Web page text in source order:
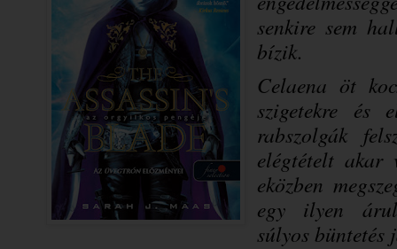
senkire sem
bízik.
Celaena öt
szigetekre és
rabszolgák
elégtételt akar
eközben
egy ilyen
súlyos